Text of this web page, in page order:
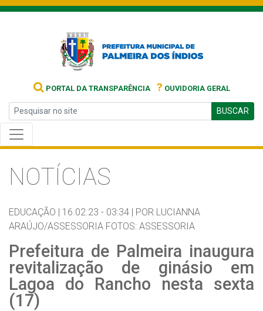
PORTAL DA TRANSPARÊNCIA ? OUVIDORIA GERAL
BUSCAR
NOTÍCIAS
EDUCAÇÃO | 16.02.23 - 03:34 | POR LUCIANNA
ARAÚJO/ASSESSORIA FOTOS: ASSESSORIA
Prefeitura de Palmeira inaugura
revitalização de ginásio em
Lagoa do Rancho nesta sexta
(17)